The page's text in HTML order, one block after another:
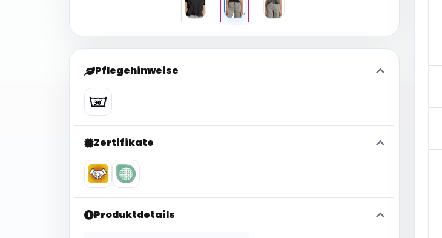
Pflegehinweise
Zertifikate
Produktdetails